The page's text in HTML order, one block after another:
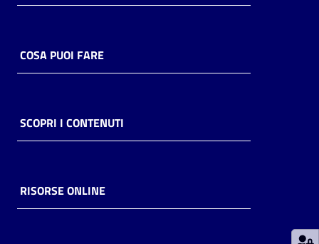
Piani
Decentrate
COSA PUOI FARE
SCOPRI I CONTENUTI
RISORSE ONLINE